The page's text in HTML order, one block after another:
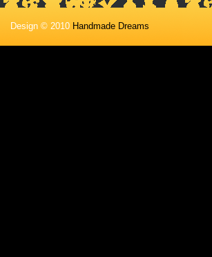
Design © 2010 Handmade Dreams